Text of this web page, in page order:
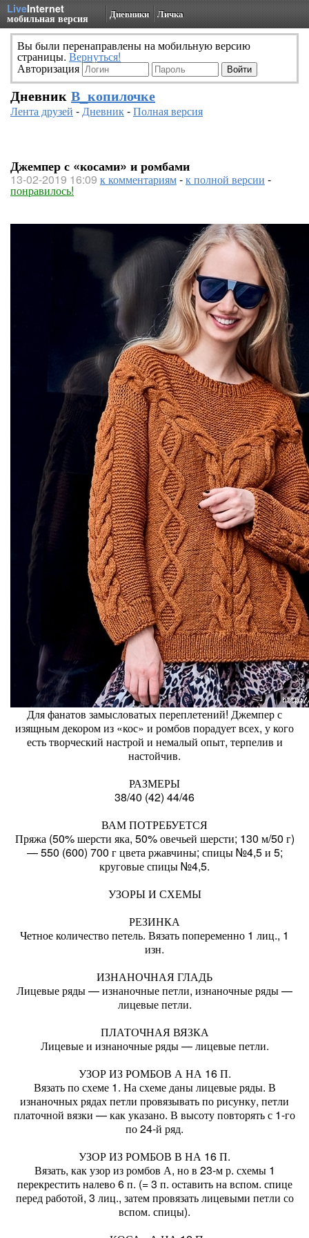
LiveInternet
мобильная версия Дневники Личка
Вы были перенаправлены на мобильную версию
страницы. Вернуться!
Авторизация
Дневник В_копилочке
Лента друзей -Дневник-Полная версия
Джемпер с «косами» и ромбами
13-02-2019 16:09 к комментариям-к полной версии -
понравилось!
Для фанатов замысловатых переплетений! Джемпер с
изящным декором из «кос» и ромбов порадует всех, у кого
есть творческий настрой и немалый опыт, терпелив и
настойчив.
РАЗМЕРЫ
38/40 (42) 44/46
ВАМ ПОТРЕБУЕТСЯ
Пряжа (50% шерсти яка, 50% овечьей шерсти; 130 м/50 г)
— 550 (600) 700 г цвета ржавчины; спицы №4,5 и 5;
круговые спицы №4,5.
УЗОРЫ И СХЕМЫ
РЕЗИНКА
Четное количество петель. Вязать попеременно 1 лиц., 1
изн.
ИЗНАНОЧНАЯ ГЛАДЬ
Лицевые ряды — изнаночные петли, изнаночные ряды —
лицевые петли.
ПЛАТОЧНАЯ ВЯЗКА
Лицевые и изнаночные ряды — лицевые петли.
УЗОР ИЗ РОМБОВ А НА 16 П.
Вязать по схеме 1. На схеме даны лицевые ряды. В
изнаночных рядах петли провязывать по рисунку, петли
платочной вязки — как указано. В высоту повторять с 1-го
по 24-й ряд.
УЗОР ИЗ РОМБОВ В НА 16 П.
Вязать, как узор из ромбов А, но в 23-м р. схемы 1
перекрестить налево 6 п. (= 3 п. оставить на вспом. спице
перед работой, 3 лиц., затем провязать лицевыми петли со
вспом. спицы).